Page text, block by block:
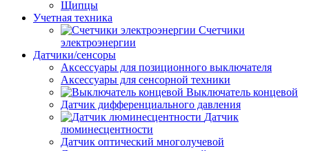
Щипцы
Учетная техника
Счетчики
электроэнергии
Датчики/сенсоры
Аксессуары для позиционного выключателя
Аксессуары для сенсорной техники
Выключатель концевой
Датчик дифференциального давления
Датчик
люминесцентности
Датчик оптический многолучевой